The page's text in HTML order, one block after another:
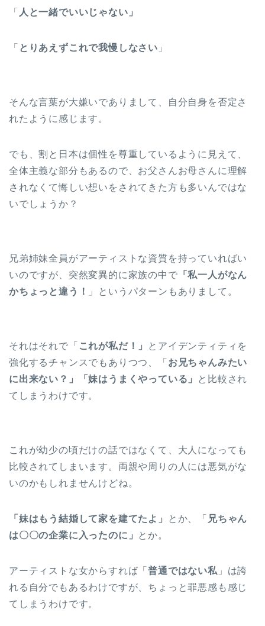
「 人と一緒でいいじゃない」
「 とりあえずこれで我慢しなさい 」
そんな言葉が大嫌いでありまして、自分自身を否定さ
れたように感じます。
でも、割と日本は個性を尊重しているように見えて、
全体主義な部分もあるので、お父さんお母さんに理解
されなくて悔しい想いをされてきた方も多いんではな
いでしょうか？
兄弟姉妹全員がアーティストな資質を持っていればい
いのですが、突然変異的に家族の中で 「私一人がなん
かちょっと違う！
」というパターンもありまして。
それはそれで「 これが私だ！」
とアイデンティティを
強化するチャンスでもありつつ、「 お兄ちゃんみたい
に出来ない？」「妹はうまくやっている」
と比較され
てしまうわけです。
これが幼少の頃だけの話ではなくて、大人になっても
比較されてしまいます。両親や周りの人には悪気がな
いのかもしれませんけどね。
「妹はもう結婚して家を建てたよ」 とか、「 兄ちゃん
は〇〇の企業に入ったのに」
とか。
アーティストな女からすれば「普通ではない私 」は誇
れる自分でもあるわけですが、ちょっと罪悪感も感じ
てしまうわけです。